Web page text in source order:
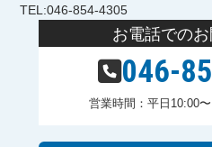
TEL:046-854-4305
お電話での
046-
営業時間：平日10:00